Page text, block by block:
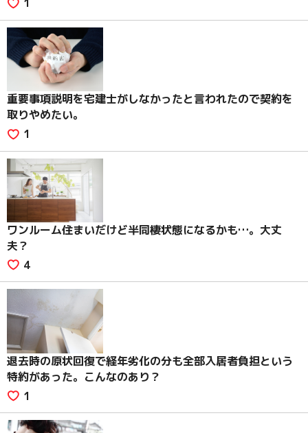
重要事項説明を宅建士がしなかったと言われたので契約を
取りやめたい。
1
ワンルーム住まいだけど半同棲状態になるかも…。大丈
夫？
4
退去時の原状回復で経年劣化の分も全部入居者負担という
特約があった。こんなのあり？
1